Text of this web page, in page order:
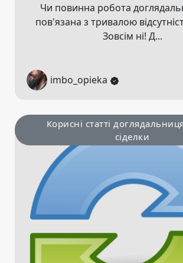
Чи повинна робота
пов'язана з тривалою
Зовсім ні! Д...
imbo_opieka
Корисні статті
сіделки